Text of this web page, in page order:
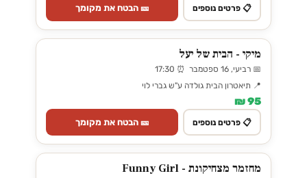
📋 פרטים נוספים 🎫 הבטח את מקומך
מיקי - הבית של יעל
📅 רביעי, 16 ספטמבר ⏰ 17:30
📍 תיאטרון הבית גולדה ע"ש גברי לוי
95 ₪
📋 פרטים נוספים 🎫 הבטח את מקומך
מחזמר מצחיקונת - Funny Girl